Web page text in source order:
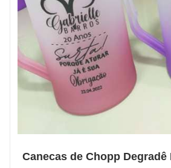
Canecas de Chopp